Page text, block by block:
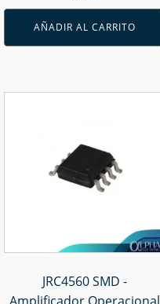
AÑADIR AL CARRITO
JRC4560 SMD -